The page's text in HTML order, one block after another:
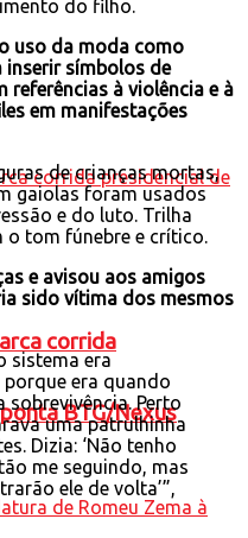
corrida
BTG/Nexus
do filho.
uso da moda como
inserir símbolos de
referências à violência e à
em manifestações
de crianças mortas,
gaiolas foram usados
e do luto. Trilha
o tom fúnebre e crítico.
e avisou aos amigos
sido vítima dos mesmos
sistema era
era quando
Perto
uma patrulhinha
Dizia: ‘Não tenho
me seguindo, mas
ele de volta’”,